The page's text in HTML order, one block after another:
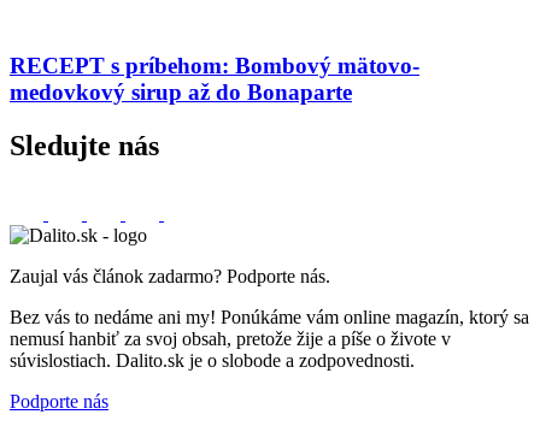
RECEPT s príbehom: Bombový mätovo-
medovkový sirup až do Bonaparte
Sledujte nás
Zaujal vás článok zadarmo? Podporte nás.
Bez vás to nedáme ani my! Ponúkáme vám online magazín, ktorý sa
nemusí hanbiť za svoj obsah, pretože žije a píše o živote v
súvislostiach. Dalito.sk je o slobode a zodpovednosti.
Podporte nás